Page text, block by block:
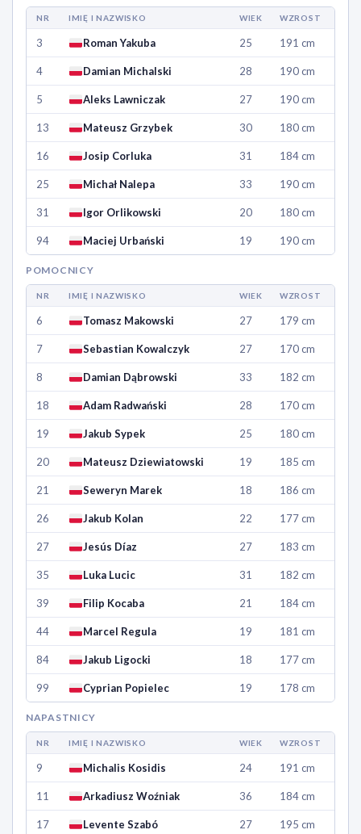
NR IMIĘ I NAZWISKO WIEK WZROST
3 Roman Yakuba 25 191 cm
4 Damian Michalski 28 190 cm
5 Aleks Lawniczak 27 190 cm
13 Mateusz Grzybek 30 180 cm
16 Josip Corluka 31 184 cm
25 Michał Nalepa 33 190 cm
31 Igor Orlikowski 20 180 cm
94 Maciej Urbański 19 190 cm
POMOCNICY
NR IMIĘ I NAZWISKO WIEK WZROST
6 Tomasz Makowski 27 179 cm
7 Sebastian Kowalczyk 27 170 cm
8 Damian Dąbrowski 33 182 cm
18 Adam Radwański 28 170 cm
19 Jakub Sypek 25 180 cm
20 Mateusz Dziewiatowski 19 185 cm
21 Seweryn Marek 18 186 cm
26 Jakub Kolan 22 177 cm
27 Jesús Díaz 27 183 cm
35 Luka Lucic 31 182 cm
39 Filip Kocaba 21 184 cm
44 Marcel Regula 19 181 cm
84 Jakub Ligocki 18 177 cm
99 Cyprian Popielec 19 178 cm
NAPASTNICY
NR IMIĘ I NAZWISKO WIEK WZROST
9 Michalis Kosidis 24 191 cm
11 Arkadiusz Woźniak 36 184 cm
17 Levente Szabó 27 195 cm